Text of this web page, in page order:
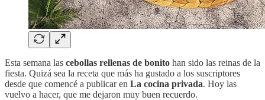
Esta semana las cebollas rellenas de bonito han sido las reinas de la
fiesta. Quizá sea la receta que más ha gustado a los suscriptores
desde que comencé a publicar en La cocina privada. Hoy las
vuelvo a hacer, que me dejaron muy buen recuerdo.